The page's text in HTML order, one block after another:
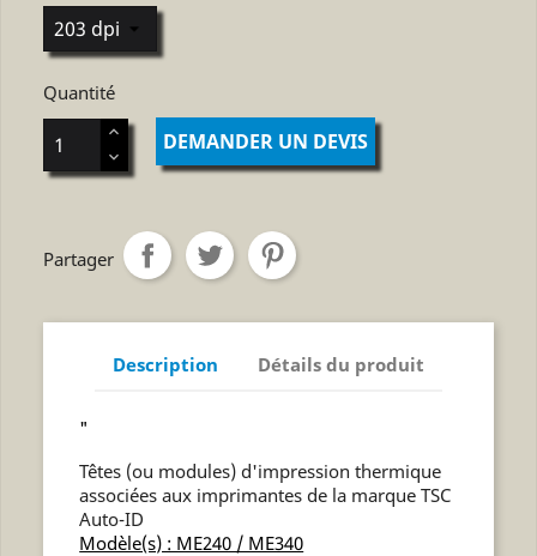
Quantité
DEMANDER UN DEVIS
Partager
Description Détails du produit
"
Têtes (ou modules) d'impression thermique
associées aux imprimantes de la marque TSC
Auto-ID
Modèle(s) : ME240 / ME340